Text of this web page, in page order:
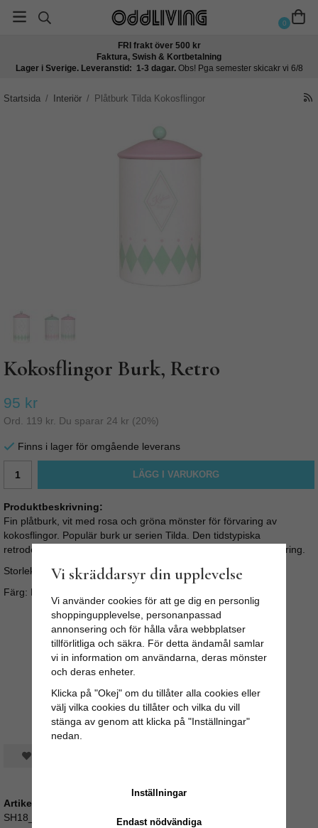
0
FRI frakt över 500 kr
Faktura, Swish & Kortbetalning
Lager i Sverige. Leveranstid: 1-3 dagar. Obs! Pga semester skicakr vi 6/8
Startsida / Interiör / Plåtburk Tilda Kokosflingor
Kokosflingor Burk, Retro
95 kr
Ord. 119 kr . Du sparar 24 kr (20%)
Finns i lager för omgående leverans
LÄGG I VARUKORG
Produktbeskrivning:
Fin plåtburk, vit med rosa och gröna mönster för förvaring av
kokosflingor. Populär burk ur serien Tilda. Den tidstypiska
retrodesigen är också en fin inredningsdetalj och praktisk förvaring.
Storlek: W 9,5 x H 15 cm
Färg: Rosa, turkos och vit.
Spara som favorit
Artikelnummer:
SH18_650709
Vi skräddarsyr din upplevelse
Vi använder cookies för att ge dig en personlig
shoppingupplevelse, personanpassad
annonsering och för hålla våra webbplatser
tillförlitliga och säkra. För detta ändamål samlar
vi in information om användarna, deras mönster
och deras enheter.
Klicka på "Okej" om du tillåter alla cookies eller
välj vilka cookies du tillåter och vilka du vill
stänga av genom att klicka på "Inställningar"
nedan.
Inställningar
Endast nödvändiga